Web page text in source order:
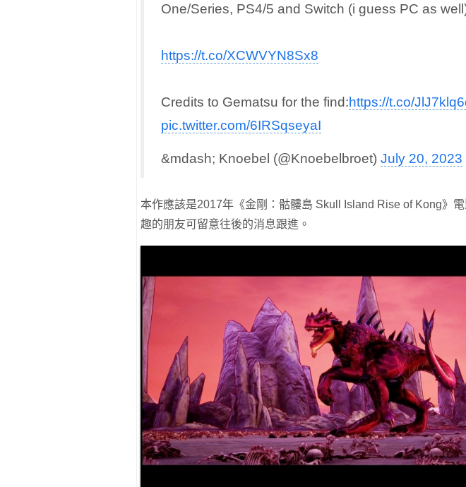
One/Series, PS4/5 and Switch (i guess PC as
https://t.co/XCWVYN8Sx8
Credits to Gematsu for the find:https://t.co/
pic.twitter.com/6IRSqseyaI
&mdash; Knoebel (@Knoebelbroet) July 20, 2023
本作應該是2017年《金剛：骷髏島 Skull Island Rise of Kong》
趣的朋友可留意往後的消息跟進。